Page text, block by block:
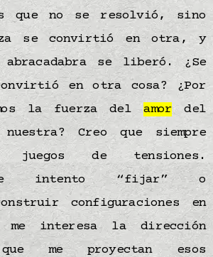
que no se resolvió, sino
se convirtió en otra, y
abracadabra se liberó. ¿Se
en otra cosa? ¿Por
la fuerza delamordel
Creo que siempre
juegos de tensiones.
intento “fijar” o
configuraciones en
me interesa la dirección
me proyectan esos